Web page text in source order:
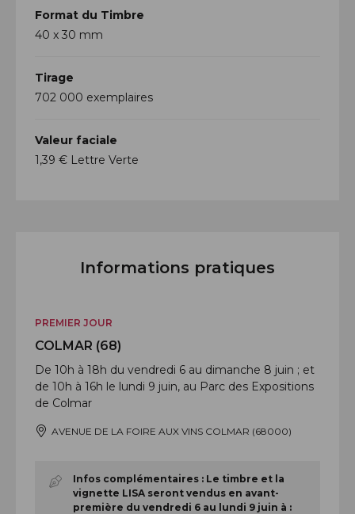
Format du Timbre
40 x 30 mm
Tirage
702 000 exemplaires
Valeur faciale
1,39 € Lettre Verte
Informations pratiques
PREMIER JOUR
COLMAR (68)
De 10h à 18h du vendredi 6 au dimanche 8 juin ; et
de 10h à 16h le lundi 9 juin, au Parc des Expositions
de Colmar
AVENUE DE LA FOIRE AUX VINS COLMAR (68000)
Infos complémentaires : Le timbre et la
vignette LISA seront vendus en avant-
première du vendredi 6 au lundi 9 juin à :